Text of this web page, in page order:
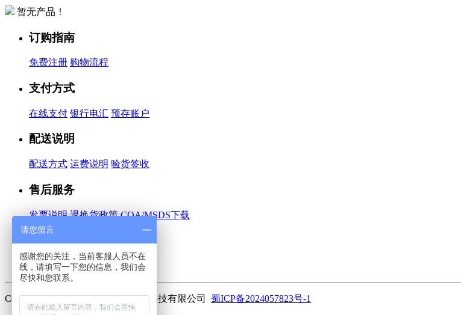
暂无产品！
订购指南
免费注册 购物流程
支付方式
在线支付 银行电汇 预存账户
配送说明
配送方式 运费说明 验货签收
售后服务
发票说明 退换货政策 COA/MSDS下载
关于我们
公司简介 联系我们 加入我们
Copyright ©2023 曼斯特(成都)生物科技有限公司 蜀ICP备2024057823号-1
请您留言
感谢您的关注，当前客服人员不在
线，请填写一下您的信息，我们会
尽快和您联系。